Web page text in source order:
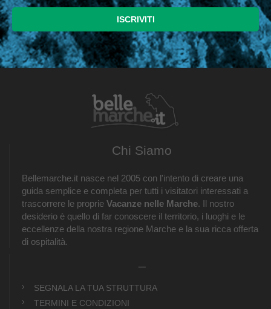
Chi Siamo
Bellemarche.it nasce nel 2005 con l'intento di creare una
guida semplice e completa per tutti i visitatori interessati a
trascorrere le proprie Vacanze nelle Marche. Il nostro
desiderio è quello di far conoscere il territorio, i luoghi e le
eccellenze della nostra regione Marche e la sua ricca offerta
di ospitalità.
SEGNALA LA TUA STRUTTURA
TERMINI E CONDIZIONI